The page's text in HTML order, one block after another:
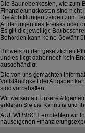
Die Baunebenkosten, wie zum
Finanzierungskosten sind nicht
Die Abbildungen zeigen zum
Änderungen des Preises oder
Es gilt die jeweilige
Behörden kann keine Gewähr
Hinweis zu den gesetzlichen
und es liegt daher noch kein
ausgehändigt
Die von uns gemachten
Vollständigkeit der Angaben
sind vorbehalten.
Wir weisen auf unsere
erklären Sie die Kenntnis und
AUF WUNSCH empfehlen wir
hauseigenen